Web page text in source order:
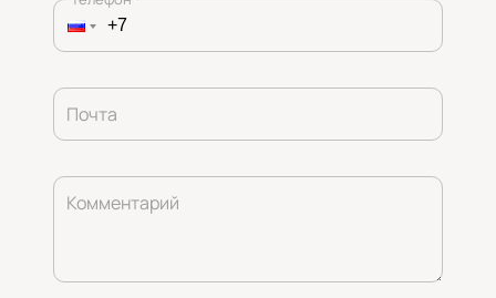
Почта
Комментарий